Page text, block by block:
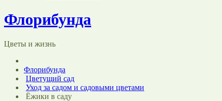
Флорибунда
Цветы и жизнь
Флорибунда
Цветущий сад
Уход за садом и садовыми цветами
Ёжики в саду